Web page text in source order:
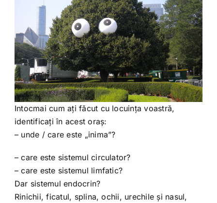
Intocmai cum ați făcut cu locuința voastră,
identificați în acest oraș:
– unde / care este „inima”?
– care este sistemul circulator?
– care este sistemul limfatic?
Dar sistemul endocrin?
Rinichii, ficatul, splina, ochii, urechile și nasul,